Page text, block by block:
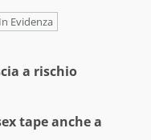
In Evidenza
a rischio
tape anche a